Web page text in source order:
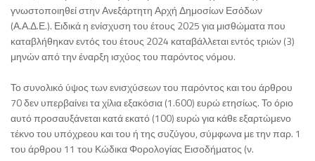
γνωστοποιηθεί στην Ανεξάρτητη Αρχή Δημοσίων Εσόδων
(Α.Α.Δ.Ε.). Ειδικά η ενίσχυση του έτους 2025 για μισθώματα που
καταβλήθηκαν εντός του έτους 2024 καταβάλλεται εντός τριών (3)
μηνών από την έναρξη ισχύος του παρόντος νόμου.
Το συνολικό ύψος των ενισχύσεων του παρόντος και του άρθρου
70 δεν υπερβαίνει τα χίλια εξακόσια (1.600) ευρώ ετησίως. Το όριο
αυτό προσαυξάνεται κατά εκατό (100) ευρώ για κάθε εξαρτώμενο
τέκνο του υπόχρεου και του ή της συζύγου, σύμφωνα με την παρ. 1
του άρθρου 11 του Κώδικα Φορολογίας Εισοδήματος (ν.